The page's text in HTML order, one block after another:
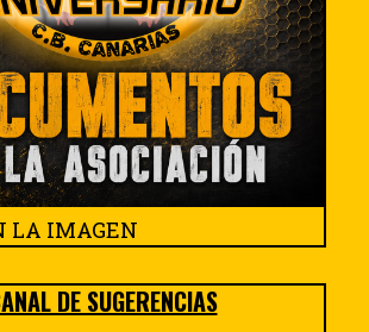
LA IMAGEN
DE SUGERENCIAS